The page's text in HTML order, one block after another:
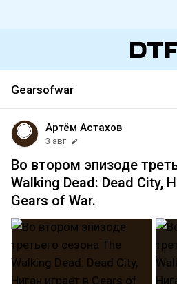
Gearsofwar
Артём Астахов
3 авг
Во втором эпизоде
Walking Dead: Dead City,
Gears of War.